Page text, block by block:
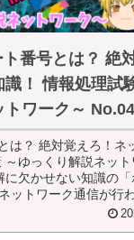
ト番号とは？ 絶
！ 情報処理試
トワーク～
は？ 絶対覚えろ！ネ
ゆっくり解説ネット
欠かせない知識の「
ットワーク通信が行